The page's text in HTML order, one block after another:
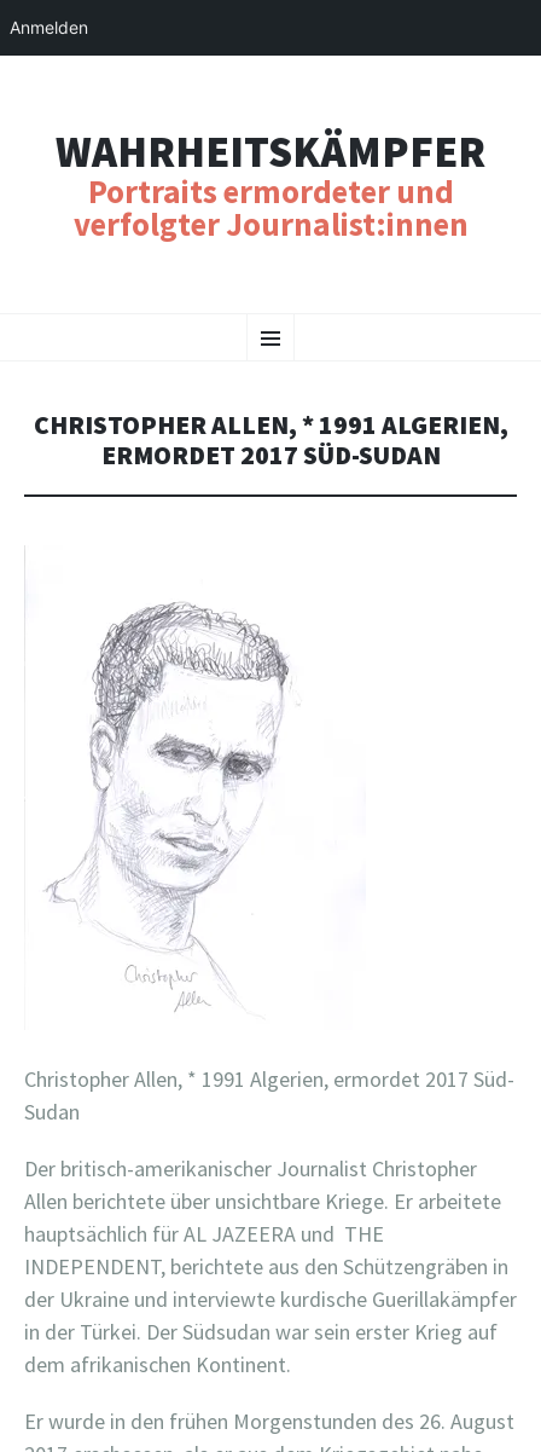
WAHRHEITSKÄMPFER
Portraits ermordeter und
verfolgter Journalist:innen
Menu
TO
CHRISTOPHER ALLEN, * 1991 ALGERIEN,
ERMORDET 2017 SÜD-SUDAN
Christopher Allen, * 1991 Algerien, ermordet 2017 Süd-
Sudan
Der britisch-amerikanischer Journalist Christopher
Allen berichtete über unsichtbare Kriege. Er arbeitete
hauptsächlich für AL JAZEERA und THE
INDEPENDENT, berichtete aus den Schützengräben in
der Ukraine und interviewte kurdische Guerillakämpfer
in der Türkei. Der Südsudan war sein erster Krieg auf
dem afrikanischen Kontinent.
Er wurde in den frühen Morgenstunden des 26. August
Anmelden